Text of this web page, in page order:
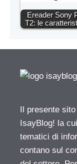
Ereader Sony
T2: le
Il presente
IsayBlog! la
tematici di
contano sul